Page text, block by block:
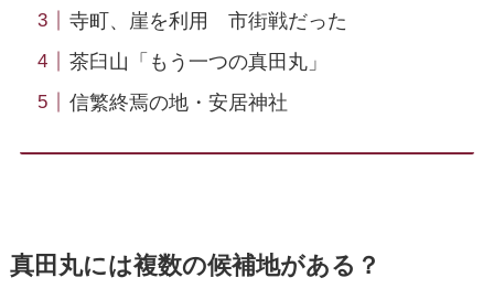
寺町、崖を利用 市街戦だった
茶臼山「もう一つの真田丸」
信繁終焉の地・安居神社
真田丸には複数の候補地がある？